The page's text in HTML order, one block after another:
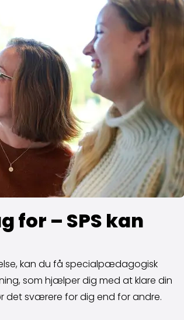
for – SPS kan
kan du få specialpædagogisk
som hjælper dig med at klare din
det sværere for dig end for andre.